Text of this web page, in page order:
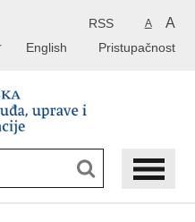
A A
RSS
Pristupačnost
English